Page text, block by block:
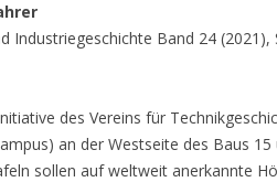
Industriegeschichte Band 24 (2021),
des Vereins für
an der Westseite des Baus
sollen auf weltweit anerkannte